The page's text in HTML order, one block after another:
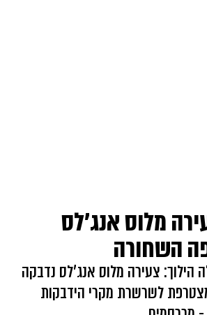
מלוס אנג'לס
השחורה
הילוך: צעירה מלוס אנג'לס נדבקה
לשרשרת מקרי הידבקות